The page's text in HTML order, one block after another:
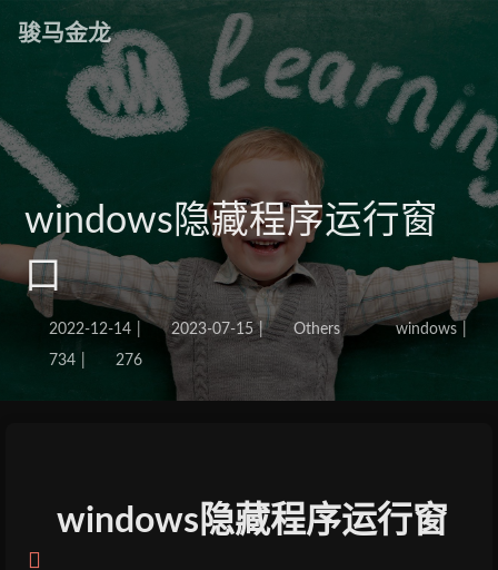
骏马金龙
windows隐藏程序运行窗
口
2022-12-14 2023-07-15 | Others windows
734
276
windows隐藏程序运行窗